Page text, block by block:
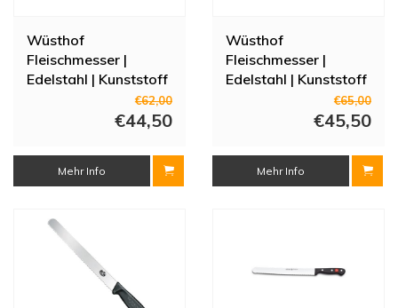
Wüsthof
Fleischmesser |
Edelstahl | Kunststoff
€62,00
€44,50
Mehr Info
Wüsthof
Fleischmesser |
Edelstahl | Kunststoff
€65,00
€45,50
Mehr Info